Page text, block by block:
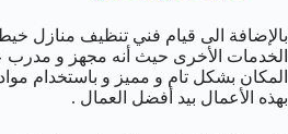
بالإضافة الى قيام فني تنظيف منازل
الخدمات الأخرى حيث أنه مجهز و مدرب
المكان بشكل تام و مميز و باستخدام
بهذه الأعمال بيد أفضل العمال .